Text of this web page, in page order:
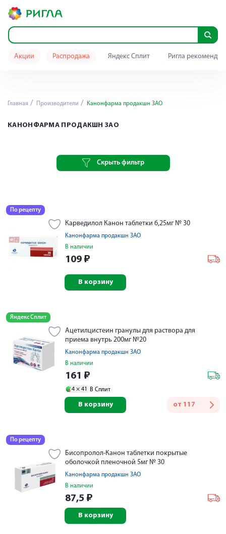
Акции Распродажа Яндекс Сплит Ригла
Главная Производители Канонфарма продакшн ЗАО
КАНОНФАРМА ПРОДАКШН ЗАО
Скрыть фильтр
По рецепту
Карведилол Канон таблетки 6,25мг № 30
Канонфарма продакшн ЗАО
В наличии
109 ₽
В корзину
Яндекс Сплит
Ацетилцистеин гранулы для раствора для
приема внутрь 200мг №20
Канонфарма продакшн ЗАО
В наличии
161 ₽
4 × 41 В Сплит
от 117
В корзину
По рецепту
Бисопролол-Канон таблетки покрытые
оболочкой пленочной 5мг № 30
Канонфарма продакшн ЗАО
В наличии
87,5 ₽
В корзину